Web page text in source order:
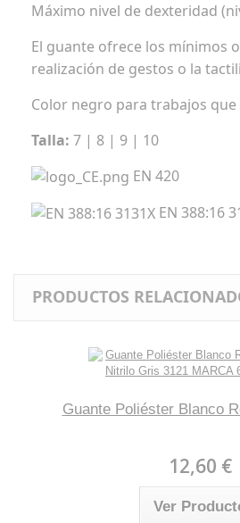
Máximo nivel de dexteridad
El guante ofrece los mínimos
realización de gestos o la
Color negro para trabajos que
Talla: 7 | 8 | 9 | 10
EN 420
EN 388:16
PRODUCTOS
Guante Poliéster Blanco
12,60 €
Ver